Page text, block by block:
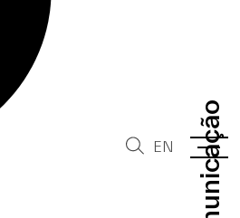
Comunicação
Comunicação
EN